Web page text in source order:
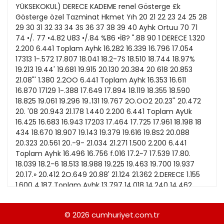
Kitap Eki
Özel Ekler
Özel Okullar
Sevgililer Günü
Siyaset Eki
Sürdürülebilir yaşam
Turizm Eki
Yerel Yönetimler
1989
1988
1987
1986
1985
1984
1983
1982
1981
1980
21
22
23
24
25
26
27
28
29
30
31
13
14
15
16
17
18
19
20
© 2026 cumhuriyet.com.tr